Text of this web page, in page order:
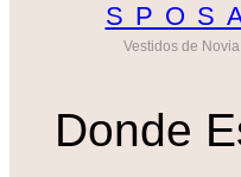
Vestidos de
Donde